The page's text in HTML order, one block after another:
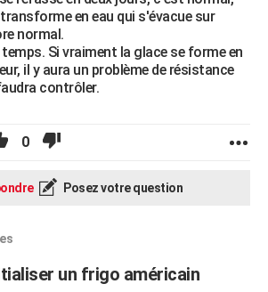
en eau qui s'évacue sur
normal.
Si vraiment la glace se forme en
il y aura un problème de résistance
contrôler.
0
Posez votre question
un frigo américain